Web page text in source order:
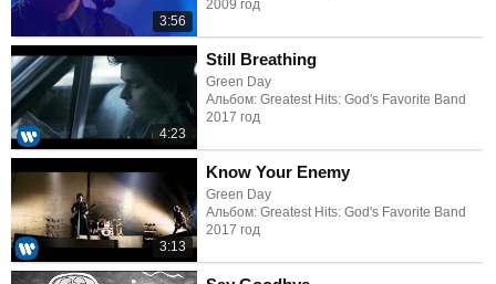
3:56
2009 год
4:23
Still Breathing
Green Day
Альбом: Greatest Hits: God's Favorite Band
2017 год
3:13
Know Your Enemy
Green Day
Альбом: Greatest Hits: God's Favorite Band
2017 год